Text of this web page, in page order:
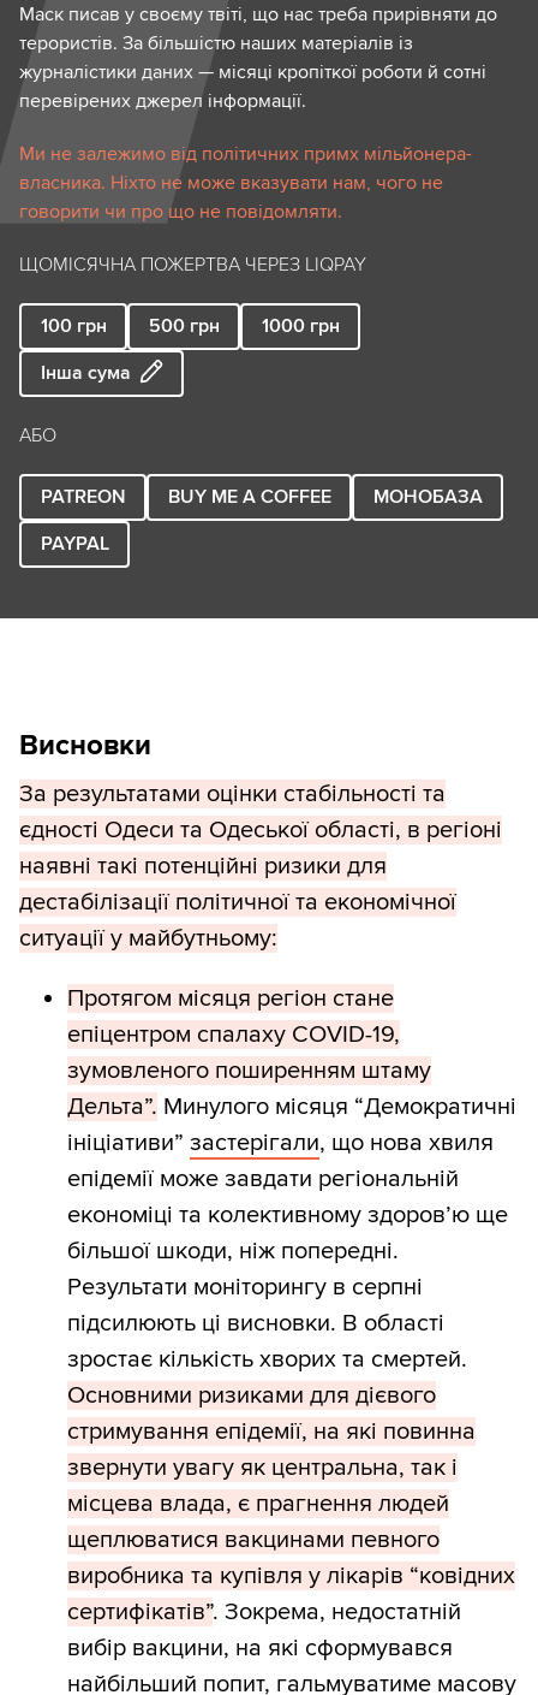
Маск писав у своєму твіті, що нас треба прирівняти до
терористів. За більшістю наших матеріалів із
журналістики даних — місяці кропіткої роботи й сотні
перевірених джерел інформації.
Ми не залежимо від політичних примх мільйонера-
власника. Ніхто не може вказувати нам, чого не
говорити чи про що не повідомляти.
ЩОМІСЯЧНА ПОЖЕРТВА ЧЕРЕЗ LIQPAY
100 грн 500 грн 1000 грн
Інша сума
АБО
PATREON BUY ME A COFFEE
МОНОБАЗА
PAYPAL
Висновки
За результатами оцінки стабільності та
єдності Одеси та Одеської області, в регіоні
наявні такі потенційні ризики для
дестабілізації політичної та економічної
ситуації у майбутньому:
Протягом місяця регіон стане
епіцентром спалаху COVID-19,
зумовленого поширенням штаму
Дельта”. Минулого місяця “Демократичні
ініціативи” застерігали, що нова хвиля
епідемії може завдати регіональній
економіці та колективному здоров’ю ще
більшої шкоди, ніж попередні.
Результати моніторингу в серпні
підсилюють ці висновки. В області
зростає кількість хворих та смертей.
Основними ризиками для дієвого
стримування епідемії, на які повинна
звернути увагу як центральна, так і
місцева влада, є прагнення людей
щеплюватися вакцинами певного
виробника та купівля у лікарів “ковідних
сертифікатів”. Зокрема, недостатній
вибір вакцини, на які сформувався
найбільший попит, гальмуватиме масову